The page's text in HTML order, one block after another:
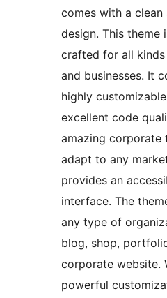
comes with a clean
design. This theme
crafted for all
and businesses. It
highly
excellent code
amazing corporate
adapt to any
provides an
interface. The
any type of
blog, shop,
corporate website.
powerful